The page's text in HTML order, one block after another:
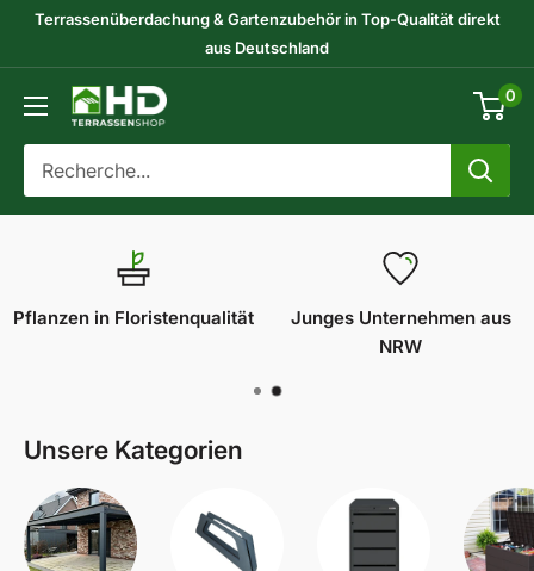
PasserTerrassenüberdachung & Gartenzubehör in Top-Qualität direkt
aus Deutschland
HD-
Terrassenshop
GmbH
0
Pflanzen in Floristenqualität
Junges Unternehmen aus
NRW
Unsere Kategorien